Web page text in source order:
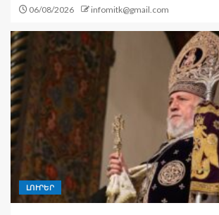
06/08/2026 infomitk@gmail.com
ԼՈՒՐԵՐ